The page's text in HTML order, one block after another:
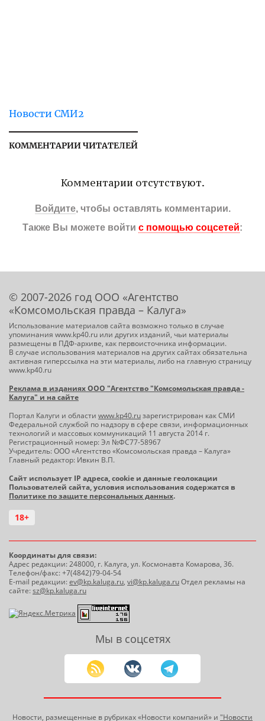
Новости СМИ2
КОММЕНТАРИИ ЧИТАТЕЛЕЙ
Комментарии отсутствуют.
Войдите, чтобы оставлять комментарии.
Также Вы можете войти с помощью соцсетей:
© 2007-2026 год ООО «Агентство
«Комсомольская правда – Калуга»
Использование материалов сайта возможно только в случае
упоминания www.kp40.ru или других изданий, чьи материалы
размещены в ПДФ-архиве, как первоисточника информации.
В случае использования материалов на других сайтах обязательна
активная гиперссылка на эти материалы, либо на главную страницу
www.kp40.ru
Реклама в изданиях ООО "Агентство "Комсомольская правда -
Калуга" и на сайте
Портал Калуги и области www.kp40.ruзарегистрирован как СМИ
Федеральной службой по надзору в сфере связи, информационных
технологий и массовых коммуникаций 11 августа 2014 г.
Регистрационный номер: Эл №ФС77-58967
Учредитель: ООО «Агентство «Комсомольская правда – Калуга»
Главный редактор: Ивкин В.П.
Сайт использует IP адреса, cookie и данные геолокации
Пользователей сайта, условия использования содержатся в
Политике по защите персональных данных.
18+
Координаты для связи:
Адрес редакции: 248000, г. Калуга, ул. Космонавта Комарова, 36.
Телефон/факс: +7(4842)79-04-54
E-mail редакции:ev@kp.kaluga.ru, vi@kp.kaluga.ruОтдел рекламы на
сайте:sz@kp.kaluga.ru
Мы в соцсетях
Новости, размещенные в рубриках «Новости компаний» и "Новости